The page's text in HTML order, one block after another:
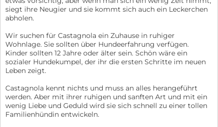
siegt ihre Neugier und sie kommt sich auch ein Leckerchen
abholen.
Wir suchen für Castagnola ein Zuhause in ruhiger
Wohnlage. Sie sollten über Hundeerfahrung verfügen.
Kinder sollten 12 Jahre oder älter sein. Schön wäre ein
sozialer Hundekumpel, der ihr die ersten Schritte im neuen
Leben zeigt.
Castagnola kennt nichts und muss an alles herangeführt
werden. Aber mit ihrer ruhigen und sanften Art und mit ein
wenig Liebe und Geduld wird sie sich schnell zu einer tollen
Familienhündin entwickeln.